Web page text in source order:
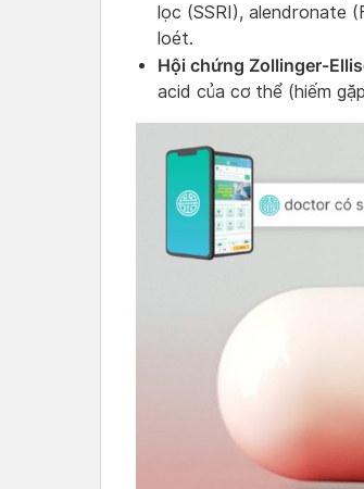
lọc (SSRI), alendronate
loét.
Hội chứng Zollinger-
acid của cơ thể (hiếm